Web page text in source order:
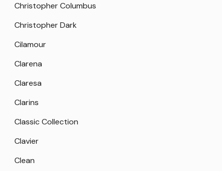
Christopher Columbus
Christopher Dark
Cilamour
Clarena
Claresa
Clarins
Classic Collection
Clavier
Clean